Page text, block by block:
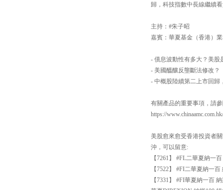
歸，科技指數中長線繼續
主持：#朱子昭
嘉賓：華夏基金（香港）
- 債息波動性有多大？美股
- 美國醞釀反壟斷法修改？
- 中概股陸續第二上市回歸
有關產品的重要事項，請參
https://
美股愈來愈受香港投資者
沖，可以留意:
【7261】 #FL二華夏納一
【7522】 #FI二華夏納一
【7331】 #FI華夏納一百